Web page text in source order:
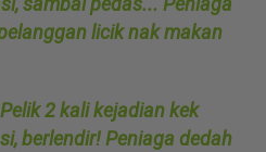
licik nak makan
Pelik 2 kali kejadian kek
berlendir! Peniaga dedah